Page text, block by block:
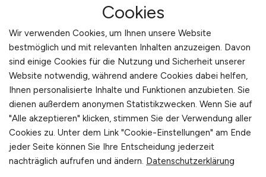
technischen Sparringspartner zum
strategischen Impulsgeber. Der Jobfinder hilft,
passende Einstiegs- und
Entwicklungsmöglichkeiten zu finden: ob als
Inhouse-Berater, in der Projektberatung oder im
externen Consulting. Filter wie Branche,
Systemlandschaft, Methodik oder
Reisebereitschaft helfen bei der Auswahl. Wer
sich hier gezielt positioniert, kann sich als
vertrauensvoller IT-Partner etablieren. In der
Cookies
Wir verwenden Cookies, um Ihnen unsere Website
bestmöglich und mit relevanten Inhalten anzuzeigen. Davon
sind einige Cookies für die Nutzung und Sicherheit unserer
Website notwendig, während andere Cookies dabei helfen,
Ihnen personalisierte Inhalte und Funktionen anzubieten. Sie
dienen außerdem anonymen Statistikzwecken. Wenn Sie auf
"Alle akzeptieren" klicken, stimmen Sie der Verwendung aller
Cookies zu. Unter dem Link "Cookie-Einstellungen" am Ende
jeder Seite können Sie Ihre Entscheidung jederzeit
nachträglich aufrufen und ändern. Datenschutzerklärung